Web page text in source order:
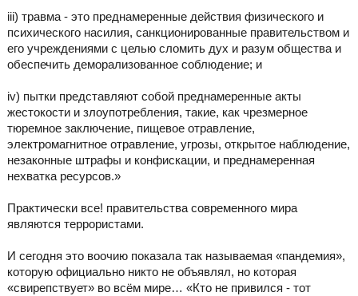
iii) травма - это преднамеренные действия физического и
психического насилия, санкционированные правительством и
его учреждениями с целью сломить дух и разум общества и
обеспечить деморализованное соблюдение; и
iv) пытки представляют собой преднамеренные акты
жестокости и злоупотребления, такие, как чрезмерное
тюремное заключение, пищевое отравление,
электромагнитное отравление, угрозы, открытое наблюдение,
незаконные штрафы и конфискации, и преднамеренная
нехватка ресурсов.»
Практически все! правительства современного мира
являются террористами.
И сегодня это воочию показала так называемая «пандемия»,
которую официально никто не объявлял, но которая
«свирепствует» во всём мире… «Кто не привился - тот